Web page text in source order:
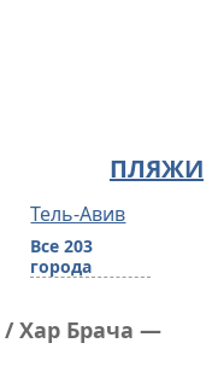
ПЛЯЖИ
Тель-Авив
Все 203
города
/ Хар Брача —